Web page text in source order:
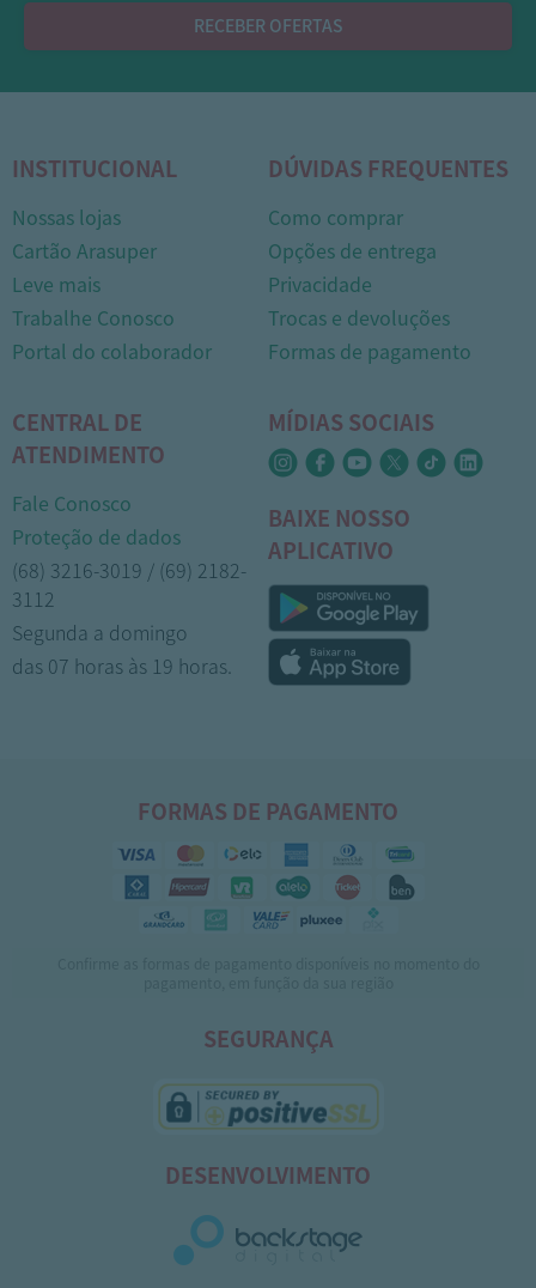
RECEBER OFERTAS
INSTITUCIONAL
Nossas lojas
Cartão Arasuper
Leve mais
Trabalhe Conosco
Portal do colaborador
DÚVIDAS FREQUENTES
Como comprar
Opções de entrega
Privacidade
Trocas e devoluções
Formas de pagamento
CENTRAL DE
ATENDIMENTO
Fale Conosco
Proteção de dados
(68) 3216-3019 / (69) 2182-
3112
Segunda a domingo
das 07 horas às 19 horas.
MÍDIAS SOCIAIS
BAIXE NOSSO
APLICATIVO
FORMAS DE PAGAMENTO
SEGURANÇA
DESENVOLVIMENTO